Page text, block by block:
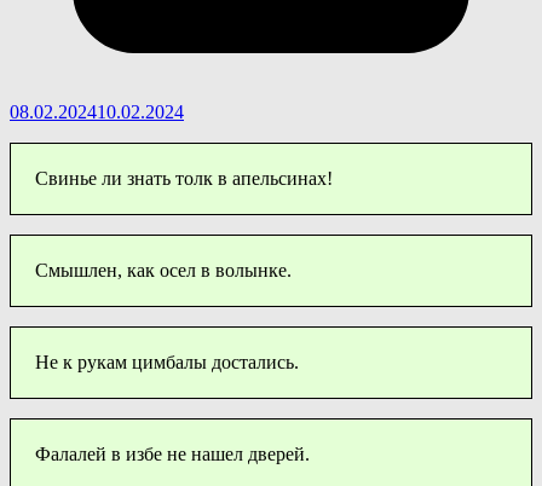
08.02.202410.02.2024
Свинье ли знать толк в апельсинах!
Смышлен, как осел в волынке.
Не к рукам цимбалы достались.
Фалалей в избе не нашел дверей.